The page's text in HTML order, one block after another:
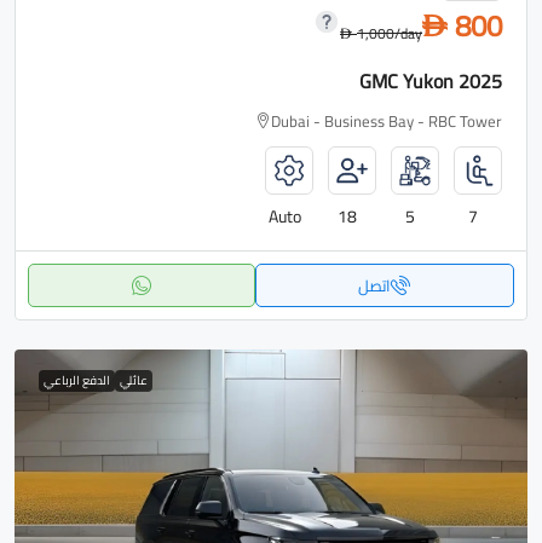
D 800
D1,000/day
GMC Yukon 2025
Dubai - Business Bay - RBC Tower
7
5
18
Auto
اتصل
عائلي الدفع الرباعي